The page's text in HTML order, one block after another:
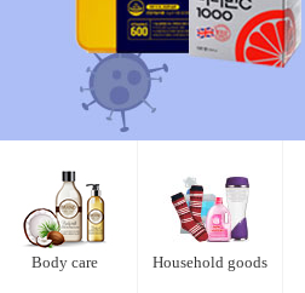
Body care Household goods